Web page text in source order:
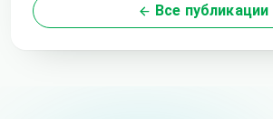
Все публикации